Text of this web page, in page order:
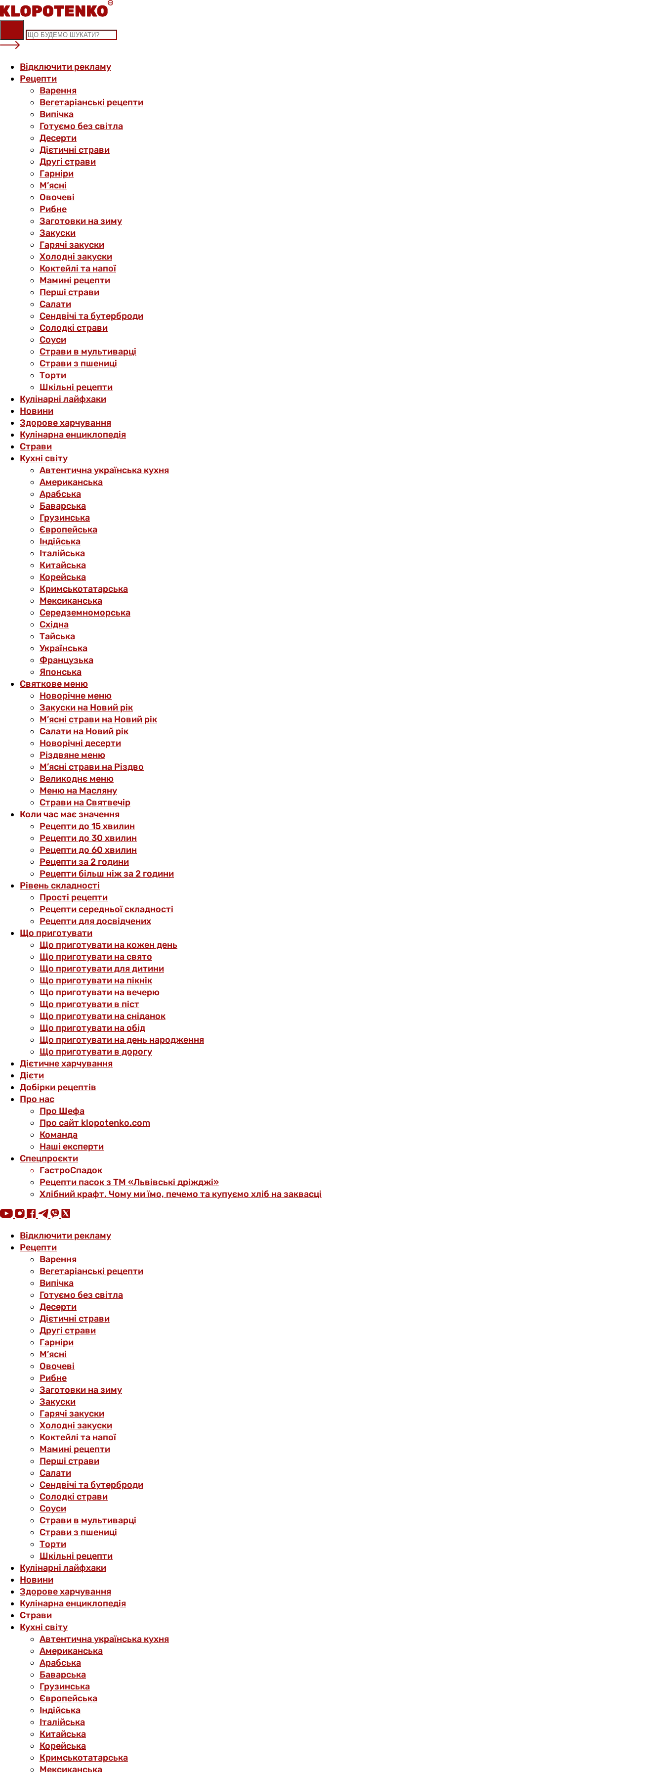
Skip
to
content
Відключити рекламу
Рецепти
Варення
Вегетаріанські рецепти
Випічка
Готуємо без світла
Десерти
Дієтичні страви
Другі страви
Гарніри
М’ясні
Овочеві
Рибне
Заготовки на зиму
Закуски
Гарячі закуски
Холодні закуски
Коктейлі та напої
Мамині рецепти
Перші страви
Салати
Сендвічі та бутерброди
Солодкі страви
Соуси
Страви в мультиварці
Страви з пшениці
Торти
Шкільні рецепти
Кулінарні лайфхаки
Новини
Здорове харчування
Кулінарна енциклопедія
Страви
Кухні світу
Автентична українська кухня
Американська
Арабська
Баварська
Грузинська
Європейська
Індійська
Італійська
Китайська
Корейська
Кримськотатарська
Мексиканська
Середземноморська
Східна
Тайська
Українська
Французька
Японська
Святкове меню
Новорічне меню
Закуски на Новий рік
М’ясні страви на Новий рік
Салати на Новий рік
Новорічні десерти
Різдвяне меню
М’ясні страви на Різдво
Великоднє меню
Меню на Масляну
Страви на Святвечір
Коли час має значення
Рецепти до 15 хвилин
Рецепти до 30 хвилин
Рецепти до 60 хвилин
Рецепти за 2 години
Рецепти більш ніж за 2 години
Рівень складності
Прості рецепти
Рецепти середньої складності
Рецепти для досвідчених
Що приготувати
Що приготувати на кожен день
Що приготувати на свято
Що приготувати для дитини
Що приготувати на пікнік
Що приготувати на вечерю
Що приготувати в піст
Що приготувати на сніданок
Що приготувати на обід
Що приготувати на день народження
Що приготувати в дорогу
Дієтичне харчування
Дієти
Добірки рецептів
Про нас
Про Шефа
Про сайт klopotenko.com
Команда
Наші експерти
Спецпроєкти
ГастроСпадок
Рецепти пасок з ТМ «Львівські дріжджі»
Хлібний крафт. Чому ми їмо, печемо та купуємо хліб на заквасці
Відключити рекламу
Рецепти
Варення
Вегетаріанські рецепти
Випічка
Готуємо без світла
Десерти
Дієтичні страви
Другі страви
Гарніри
М’ясні
Овочеві
Рибне
Заготовки на зиму
Закуски
Гарячі закуски
Холодні закуски
Коктейлі та напої
Мамині рецепти
Перші страви
Салати
Сендвічі та бутерброди
Солодкі страви
Соуси
Страви в мультиварці
Страви з пшениці
Торти
Шкільні рецепти
Кулінарні лайфхаки
Новини
Здорове харчування
Кулінарна енциклопедія
Страви
Кухні світу
Автентична українська кухня
Американська
Арабська
Баварська
Грузинська
Європейська
Індійська
Італійська
Китайська
Корейська
Кримськотатарська
Мексиканська